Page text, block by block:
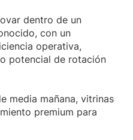
dentro de un
con un
operativa,
potencial de rotación
media mañana, vitrinas
premium para